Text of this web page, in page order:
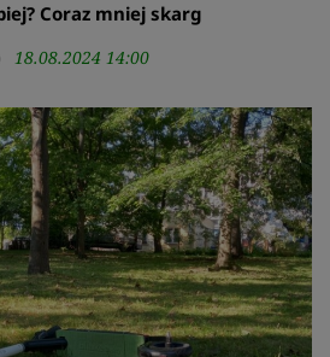
Coraz mniej skarg
18.08.2024 14:00